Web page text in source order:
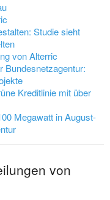
Studie sieht
von Alterric
Bundesnetzagentur:
Kreditlinie mit über
Megawatt in August-
von